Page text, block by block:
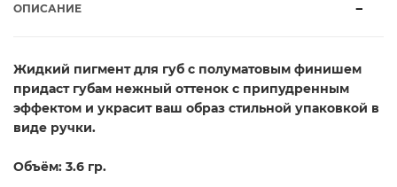
ОПИСАНИЕ
Жидкий пигмент для губ с полуматовым финишем
придаст губам нежный оттенок с припудренным
эффектом и украсит ваш образ стильной упаковкой в
виде ручки.
Объём: 3.6 гр.